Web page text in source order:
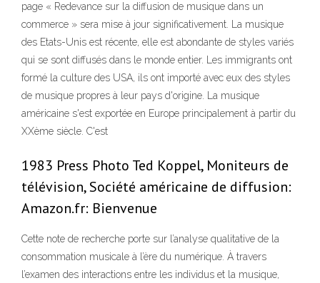
page « Redevance sur la diffusion de musique dans un
commerce » sera mise à jour significativement. La musique
des Etats-Unis est récente, elle est abondante de styles variés
qui se sont diffusés dans le monde entier. Les immigrants ont
formé la culture des USA, ils ont importé avec eux des styles
de musique propres à leur pays d'origine. La musique
américaine s'est exportée en Europe principalement à partir du
XXème siècle. C'est
1983 Press Photo Ted Koppel, Moniteurs de
télévision, Société américaine de diffusion:
Amazon.fr: Bienvenue
Cette note de recherche porte sur l’analyse qualitative de la
consommation musicale à l’ère du numérique. À travers
l’examen des interactions entre les individus et la musique,